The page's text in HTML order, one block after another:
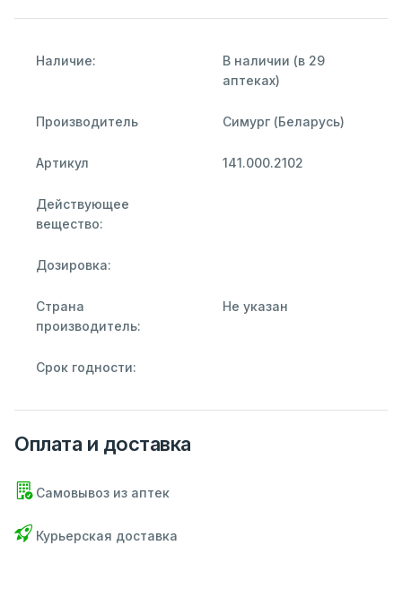
Наличие:
В наличии (в 29
аптеках)
Производитель Симург (Беларусь)
Артикул 141.000.2102
Действующее
вещество:
Дозировка:
Страна
производитель:
Не указан
Срок годности:
Оплата и доставка
Самовывоз из аптек
Курьерская доставка